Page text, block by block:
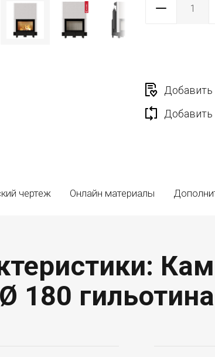
Добавить
Добавить
чертеж Онлайн материалы
180